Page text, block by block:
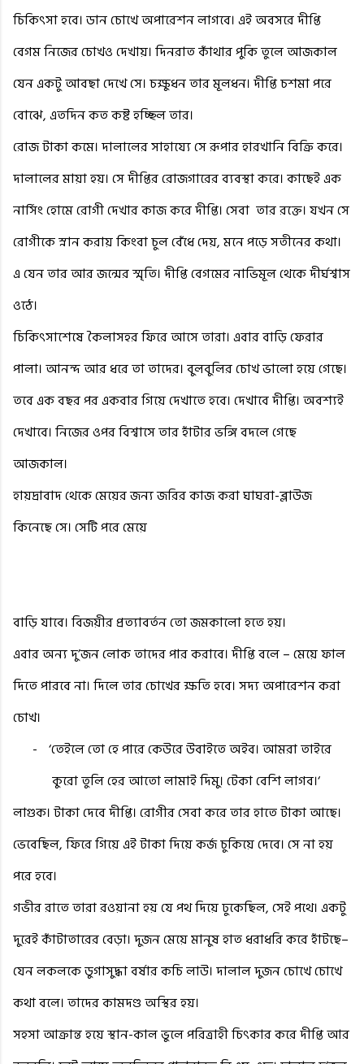
চিকিৎসা হবে। ডান চোখে অপারেশন লাগবে। এই অবসরে দীপ্তি
বেগম নিজের চোখও দেখায়। দিনরাত কাঁথার পুকি তুলে আজকাল
যেন একটু আবছা দেখে সে। চক্ষুধন তার মূলধন। দীপ্তি চশমা পরে
বোঝে, এতদিন কত কষ্ট হচ্ছিল তার।
রোজ টাকা কমে। দালালের সাহায্যে সে রূপার হারখানি বিক্রি করে।
দালালের মায়া হয়। সে দীপ্তির রোজগারের ব্যবস্থা করে। কাছেই এক
নার্সিং হোমে রোগী দেখার কাজ করে দীপ্তি। সেবা তার রক্তে। যখন সে
রোগীকে স্নান করায় কিংবা চুল বেঁধে দেয়, মনে পড়ে সতীনের কথা।
এ যেন তার আর জন্মের স্মৃতি। দীপ্তি বেগমের নাভিমূল থেকে দীর্ঘশ্বাস
ওঠে।
চিকিৎসাশেষে কৈলাসহর ফিরে আসে তারা। এবার বাড়ি ফেরার
পালা। আনন্দ আর ধরে তা তাদের। বুলবুলির চোখ ভালো হয়ে গেছে।
তবে এক বছর পর একবার গিয়ে দেখাতে হবে। দেখাবে দীপ্তি। অবশ্যই
দেখাবে। নিজের ওপর বিশ্বাসে তার হাঁটার ভঙ্গি বদলে গেছে
আজকাল।
হায়দ্রাবাদ থেকে মেয়ের জন্য জরির কাজ করা ঘাঘরা-ব্লাউজ
কিনেছে সে। সেটি পরে মেয়ে
বাড়ি যাবে। বিজয়ীর প্রত্যাবর্তন তো জমকালো হতে হয়।
এবার অন্য দু’জন লোক তাদের পার করাবে। দীপ্তি বলে – মেয়ে ফাল
দিতে পারবে না। দিলে তার চোখের ক্ষতি হবে। সদ্য অপারেশন করা
চোখ।
- ‘তেইলে তো হে পারে কেউরে উবাইতে অইব। আমরা তাইরে
কুরো তুলি হের আতো লামাই দিমু। টেকা বেশি লাগব।‘
লাগুক। টাকা দেবে দীপ্তি। রোগীর সেবা করে তার হাতে টাকা আছে।
ভেবেছিল, ফিরে গিয়ে এই টাকা দিয়ে কর্জ চুকিয়ে দেবে। সে না হয়
পরে হবে।
গভীর রাতে তারা রওয়ানা হয় যে পথ দিয়ে ঢুকেছিল, সেই পথে। একটু
দুরেই কাঁটাতারের বেড়া। দুজন মেয়ে মানুষ হাত ধরাধরি করে হাঁটছে–
যেন লকলকে ডুগাসুদ্ধা বর্ষার কচি লাউ। দালাল দুজন চোখে চোখে
কথা বলে। তাদের কামদণ্ড অস্থির হয়।
সহসা আক্রান্ত হয়ে স্থান-কাল ভুলে পরিত্রাহী চিৎকার করে দীপ্তি আর